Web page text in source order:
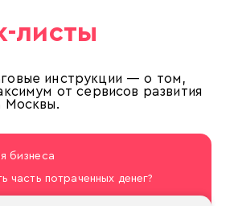
листы
инструкции — о том,
от сервисов развития
Москвы.
бизнеса
часть потраченных денег?